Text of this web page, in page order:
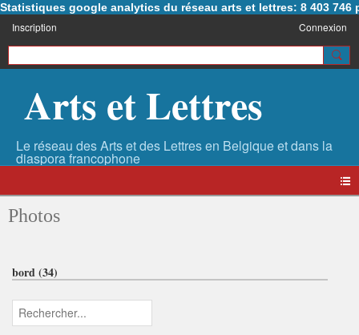
Statistiques google analytics du réseau arts et lettres: 8 403 746
Inscription Connexion
Arts et Lettres
Photos
bord (34)